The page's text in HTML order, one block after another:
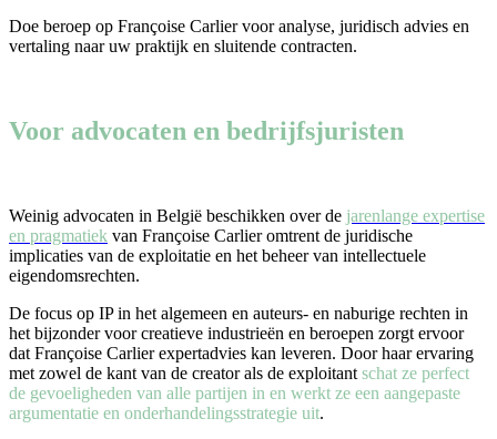
Doe beroep op Françoise Carlier voor analyse, juridisch advies en
vertaling naar uw praktijk en sluitende contracten.
Voor advocaten en bedrijfsjuristen
Weinig advocaten in België beschikken over de jarenlange expertise
en pragmatiek van Françoise Carlier omtrent de juridische
implicaties van de exploitatie en het beheer van intellectuele
eigendomsrechten.
De focus op IP in het algemeen en auteurs- en naburige rechten in
het bijzonder voor creatieve industrieën en beroepen zorgt ervoor
dat Françoise Carlier expertadvies kan leveren. Door haar ervaring
met zowel de kant van de creator als de exploitant schat ze perfect
de gevoeligheden van alle partijen in en werkt ze een aangepaste
argumentatie en onderhandelingsstrategie uit.